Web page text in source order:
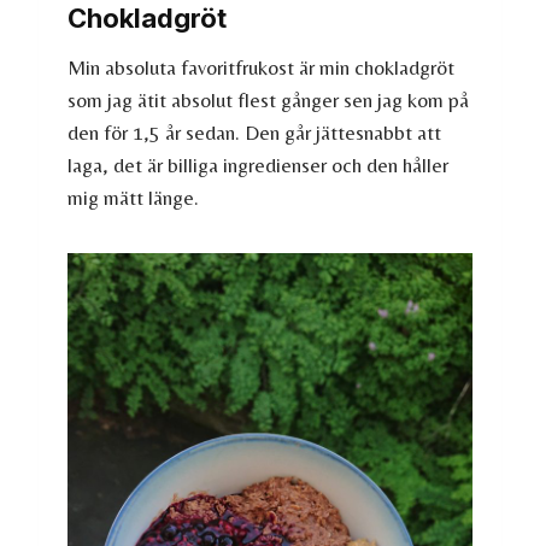
Chokladgröt
Min absoluta favoritfrukost är min chokladgröt
som jag ätit absolut flest gånger sen jag kom på
den för 1,5 år sedan. Den går jättesnabbt att
laga, det är billiga ingredienser och den håller
mig mätt länge.